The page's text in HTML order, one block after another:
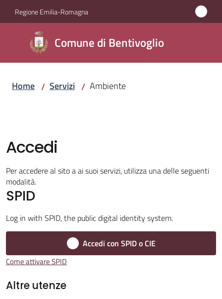
Vai al contenuto
Vai alla navigazione
Vai al footer
Regione Emilia-Romagna
Comune di Bentivoglio
Comune di
Bentivoglio
Amministrazione
Servizi
Vivere
Bentivoglio
Amministrazione
Trasparente
Home / Servizi / Ambiente
Accedi
Per accedere al sito a ai suoi servizi, utilizza una delle seguenti
modalità.
SPID
Log in with SPID, the public digital identity system.
Accedi con SPID o CIE
Come attivare SPID
Altre utenze